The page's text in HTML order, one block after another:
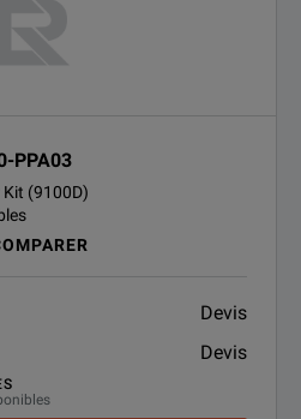
PPA03
(9100D)
Devis
Devis